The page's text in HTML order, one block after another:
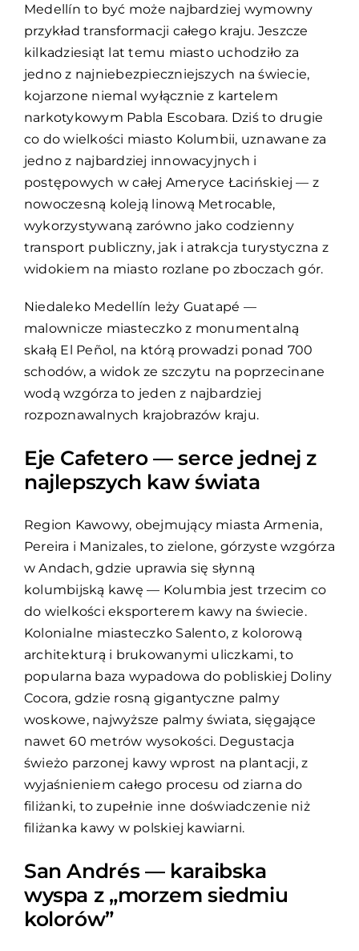
Medellín to być może najbardziej wymowny
przykład transformacji całego kraju. Jeszcze
kilkadziesiąt lat temu miasto uchodziło za
jedno z najniebezpieczniejszych na świecie,
kojarzone niemal wyłącznie z kartelem
narkotykowym Pabla Escobara. Dziś to drugie
co do wielkości miasto Kolumbii, uznawane za
jedno z najbardziej innowacyjnych i
postępowych w całej Ameryce Łacińskiej — z
nowoczesną koleją linową Metrocable,
wykorzystywaną zarówno jako codzienny
transport publiczny, jak i atrakcja turystyczna z
widokiem na miasto rozlane po zboczach gór.
Niedaleko Medellín leży Guatapé —
malownicze miasteczko z monumentalną
skałą El Peñol, na którą prowadzi ponad 700
schodów, a widok ze szczytu na poprzecinane
wodą wzgórza to jeden z najbardziej
rozpoznawalnych krajobrazów kraju.
Eje Cafetero — serce jednej z
najlepszych kaw świata
Region Kawowy, obejmujący miasta Armenia,
Pereira i Manizales, to zielone, górzyste wzgórza
w Andach, gdzie uprawia się słynną
kolumbijską kawę — Kolumbia jest trzecim co
do wielkości eksporterem kawy na świecie.
Kolonialne miasteczko Salento, z kolorową
architekturą i brukowanymi uliczkami, to
popularna baza wypadowa do pobliskiej Doliny
Cocora, gdzie rosną gigantyczne palmy
woskowe, najwyższe palmy świata, sięgające
nawet 60 metrów wysokości. Degustacja
świeżo parzonej kawy wprost na plantacji, z
wyjaśnieniem całego procesu od ziarna do
filiżanki, to zupełnie inne doświadczenie niż
filiżanka kawy w polskiej kawiarni.
San Andrés — karaibska
wyspa z „morzem siedmiu
kolorów”